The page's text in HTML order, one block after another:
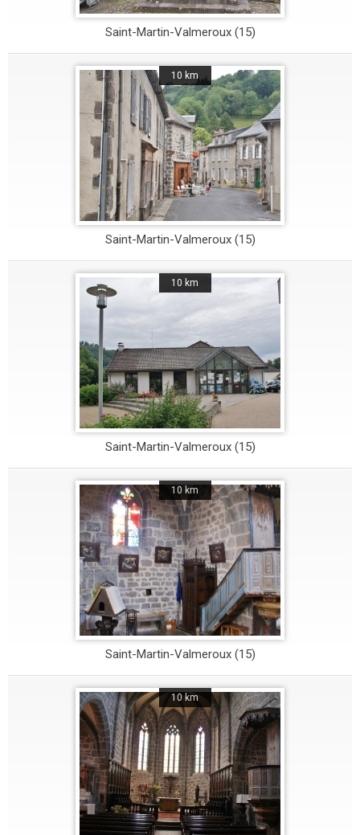
Saint-Martin-Valmeroux (15)
10 km
Saint-Martin-Valmeroux (15)
10 km
Saint-Martin-Valmeroux (15)
10 km
Saint-Martin-Valmeroux (15)
10 km